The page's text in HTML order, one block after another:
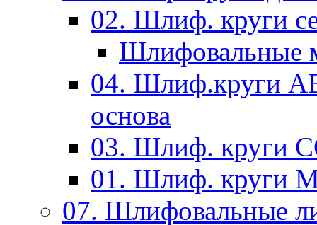
02. Шлиф. круги
Шлифовальные
04. Шлиф.круги
основа
03. Шлиф. круги
01. Шлиф. круги
07. Шлифовальные